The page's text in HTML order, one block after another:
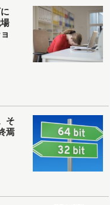
そ
焉